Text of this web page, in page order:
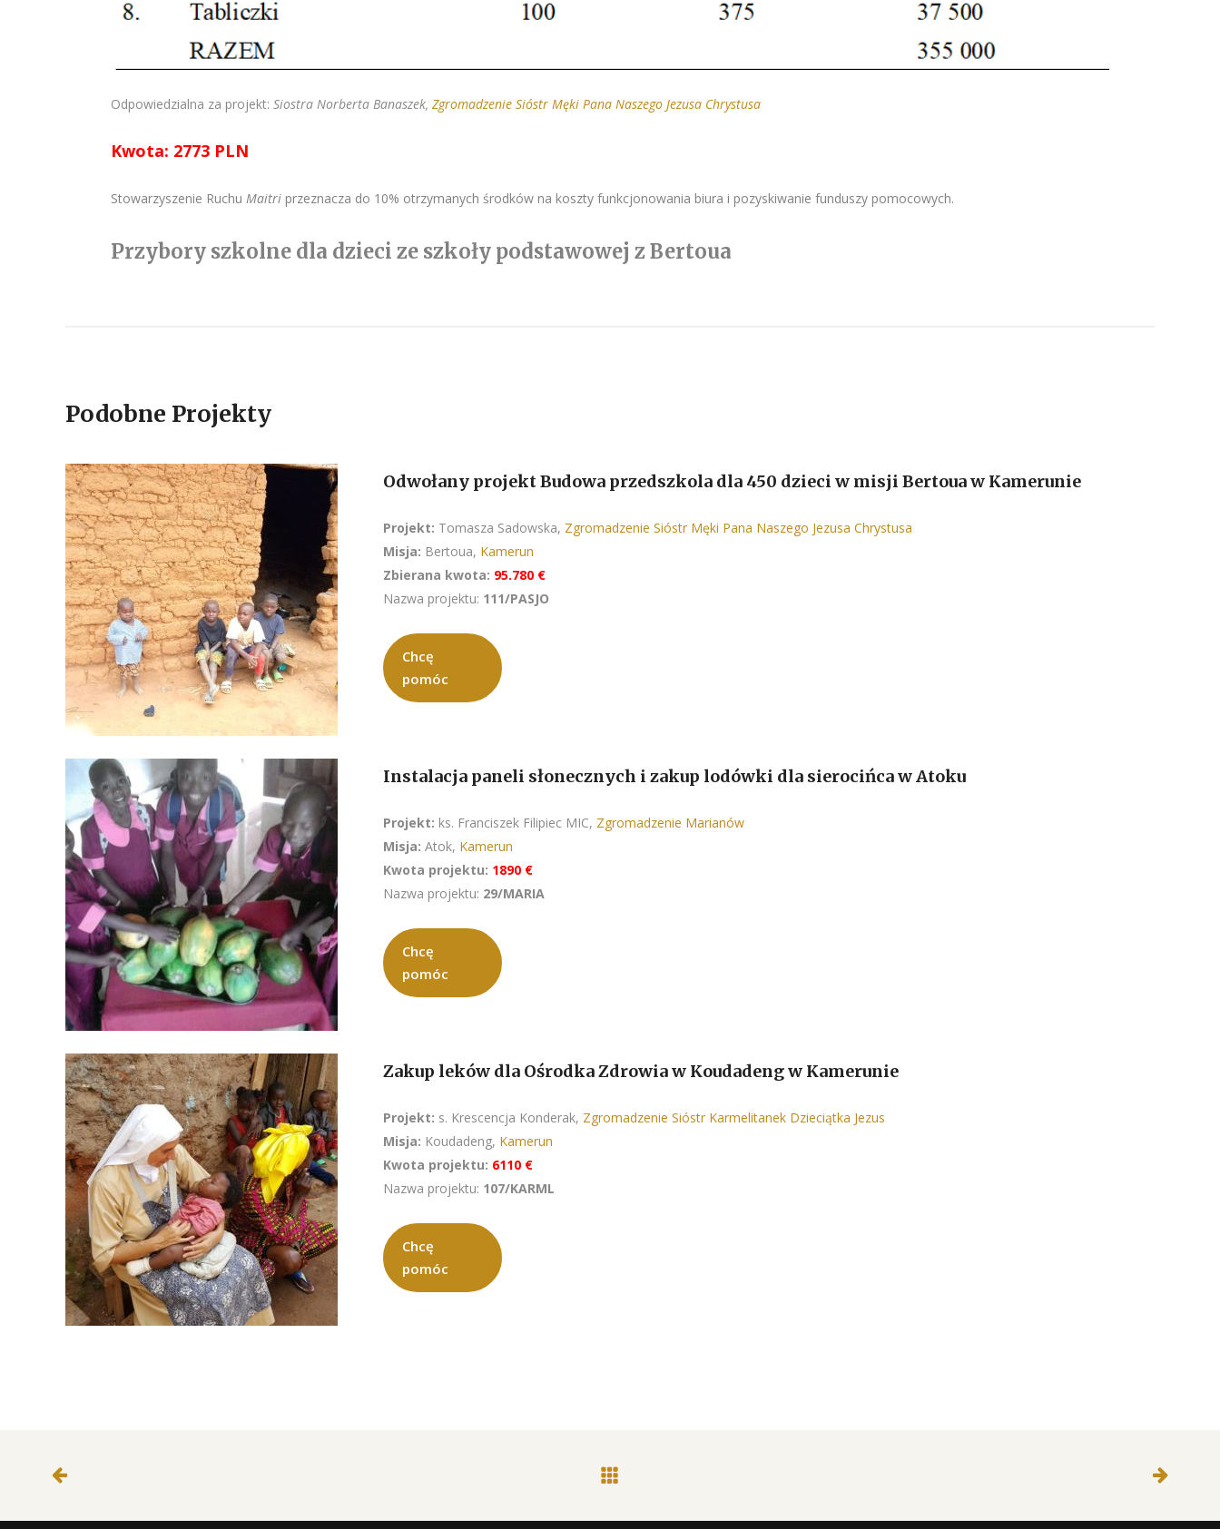
Odpowiedzialna za projekt: Siostra Norberta Banaszek, Zgromadzenie Sióstr Męki Pana Naszego Jezusa Chrystusa
Kwota: 2773 PLN
Stowarzyszenie Ruchu Maitri przeznacza do 10% otrzymanych środków na koszty funkcjonowania biura i pozyskiwanie funduszy pomocowych.
Przybory szkolne dla dzieci ze szkoły podstawowej z Bertoua
Podobne Projekty
Odwołany projekt Budowa przedszkola dla 450 dzieci w misji Bertoua w Kamerunie
Projekt: Tomasza Sadowska, Zgromadzenie Sióstr Męki Pana Naszego Jezusa Chrystusa
Misja: Bertoua, Kamerun
Zbierana kwota: 95.780 €
Nazwa projektu: 111/PASJO
Chcę
pomóc
Instalacja paneli słonecznych i zakup lodówki dla sierocińca w Atoku
Projekt: ks. Franciszek Filipiec MIC, Zgromadzenie Marianów
Misja: Atok, Kamerun
Kwota projektu: 1890 €
Nazwa projektu: 29/MARIA
Chcę
pomóc
Zakup leków dla Ośrodka Zdrowia w Koudadeng w Kamerunie
Projekt: s. Krescencja Konderak, Zgromadzenie Sióstr Karmelitanek Dzieciątka Jezus
Misja: Koudadeng, Kamerun
Kwota projektu: 6110 €
Nazwa projektu: 107/KARML
Chcę
pomóc